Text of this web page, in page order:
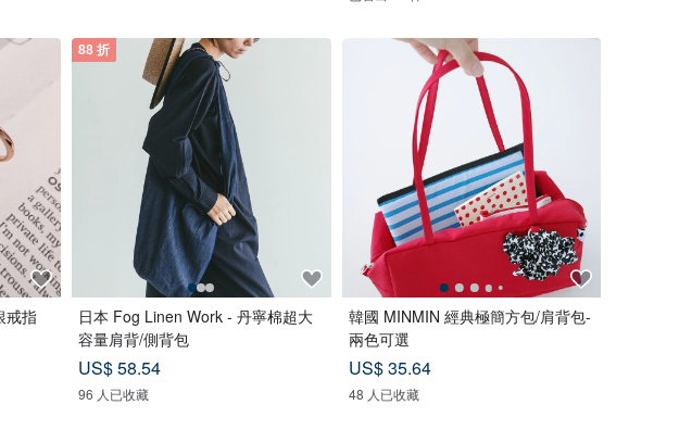
戒指
88 折
日本 Fog Linen Work - 丹寧棉超大
容量肩背/側背包
US$ 58.54
96 人已收藏
韓國 MINMIN 經典極簡方包/肩背包-
兩色可選
US$ 35.64
48 人已收藏